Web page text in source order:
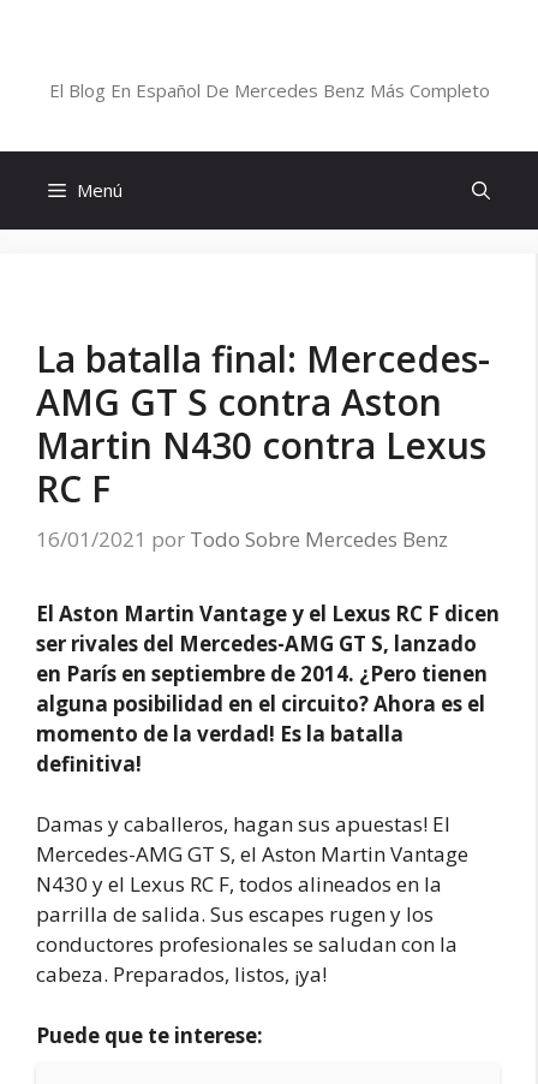
El Blog En Español De Mercedes Benz Más Completo
Menú
La batalla final: Mercedes-
AMG GT S contra Aston
Martin N430 contra Lexus
RC F
16/01/2021 por Todo Sobre Mercedes Benz
El Aston Martin Vantage y el Lexus RC F dicen
ser rivales del Mercedes-AMG GT S, lanzado
en París en septiembre de 2014. ¿Pero tienen
alguna posibilidad en el circuito? Ahora es el
momento de la verdad! Es la batalla
definitiva!
Damas y caballeros, hagan sus apuestas! El
Mercedes-AMG GT S, el Aston Martin Vantage
N430 y el Lexus RC F, todos alineados en la
parrilla de salida. Sus escapes rugen y los
conductores profesionales se saludan con la
cabeza. Preparados, listos, ¡ya!
Puede que te interese: